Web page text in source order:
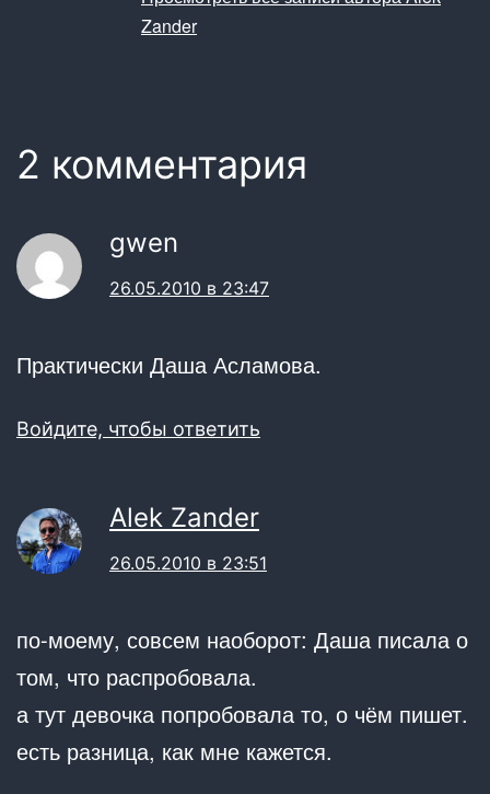
Zander
2 комментария
gwen
26.05.2010 в 23:47
Практически Даша Асламова.
Войдите, чтобы ответить
Alek Zander
26.05.2010 в 23:51
по-моему, совсем наоборот: Даша писала о
том, что распробовала.
а тут девочка попробовала то, о чём пишет.
есть разница, как мне кажется.